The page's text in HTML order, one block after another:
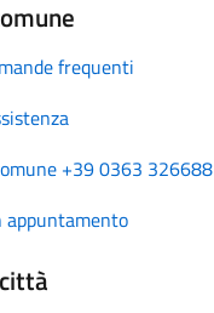
frequenti
+39 0363 326688
appuntamento